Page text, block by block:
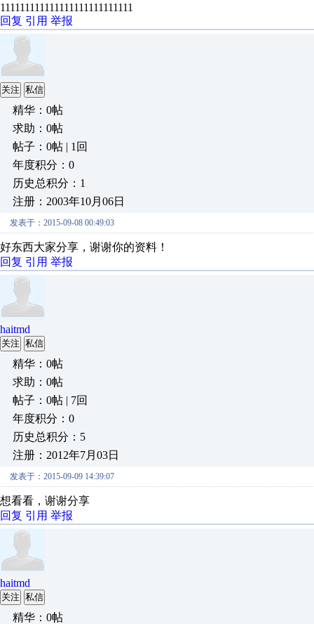
111111111111111111111111111
回复 引用 举报
关注 私信
精华：0帖
求助：0帖
帖子：0帖 | 1回
年度积分：0
历史总积分：1
注册：2003年10月06日
发表于：2015-09-08 00:49:03
好东西大家分享，谢谢你的资料！
回复 引用 举报
haitmd
关注 私信
精华：0帖
求助：0帖
帖子：0帖 | 7回
年度积分：0
历史总积分：5
注册：2012年7月03日
发表于：2015-09-09 14:39:07
想看看，谢谢分享
回复 引用 举报
haitmd
关注 私信
精华：0帖